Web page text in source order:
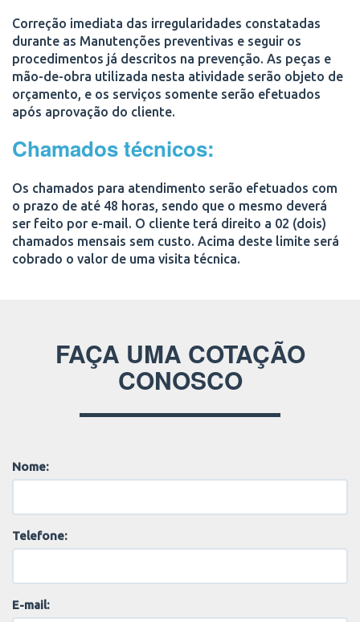
Correção imediata das irregularidades constatadas
durante as Manutenções preventivas e seguir os
procedimentos já descritos na prevenção. As peças e
mão-de-obra utilizada nesta atividade serão objeto de
orçamento, e os serviços somente serão efetuados
após aprovação do cliente.
Chamados técnicos:
Os chamados para atendimento serão efetuados com
o prazo de até 48 horas, sendo que o mesmo deverá
ser feito por e-mail. O cliente terá direito a 02 (dois)
chamados mensais sem custo. Acima deste limite será
cobrado o valor de uma visita técnica.
FAÇA UMA COTAÇÃO
CONOSCO
Nome:
Telefone:
E-mail: